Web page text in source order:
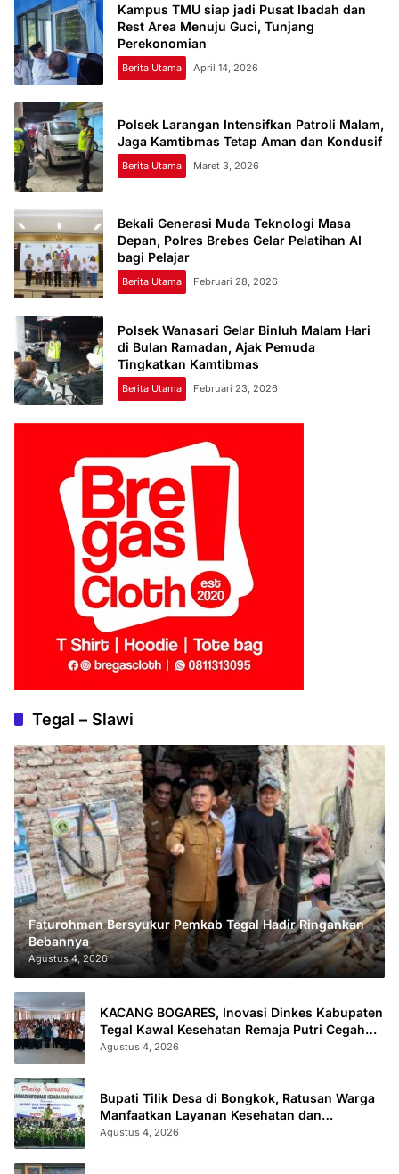
Kampus TMU siap jadi Pusat Ibadah dan
Rest Area Menuju Guci, Tunjang
Perekonomian
Berita Utama April 14, 2026
Polsek Larangan Intensifkan Patroli Malam,
Jaga Kamtibmas Tetap Aman dan Kondusif
Berita Utama Maret 3, 2026
Bekali Generasi Muda Teknologi Masa
Depan, Polres Brebes Gelar Pelatihan AI
bagi Pelajar
Berita Utama Februari 28, 2026
Polsek Wanasari Gelar Binluh Malam Hari
di Bulan Ramadan, Ajak Pemuda
Tingkatkan Kamtibmas
Berita Utama Februari 23, 2026
Tegal – Slawi
Faturohman Bersyukur Pemkab Tegal Hadir Ringankan
Bebannya
Agustus 4, 2026
KACANG BOGARES, Inovasi Dinkes Kabupaten
Tegal Kawal Kesehatan Remaja Putri Cegah
Stunting
Agustus 4, 2026
Bupati Tilik Desa di Bongkok, Ratusan Warga
Manfaatkan Layanan Kesehatan dan
Administrasi
Agustus 4, 2026